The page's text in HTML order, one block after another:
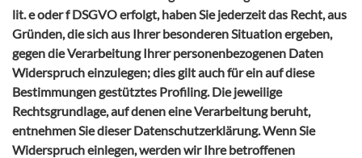
lit. e oder f DSGVO erfolgt, haben Sie jederzeit das Recht, aus
Gründen, die sich aus Ihrer besonderen Situation ergeben,
gegen die Verarbeitung Ihrer personenbezogenen Daten
Widerspruch einzulegen; dies gilt auch für ein auf diese
Bestimmungen gestütztes Profiling. Die jeweilige
Rechtsgrundlage, auf denen eine Verarbeitung beruht,
entnehmen Sie dieser Datenschutzerklärung. Wenn Sie
Widerspruch einlegen, werden wir Ihre betroffenen